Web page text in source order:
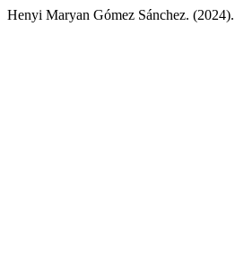
Henyi Maryan Gómez Sánchez.